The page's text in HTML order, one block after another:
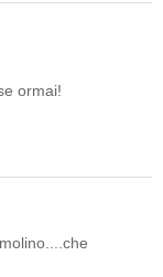
ormai!